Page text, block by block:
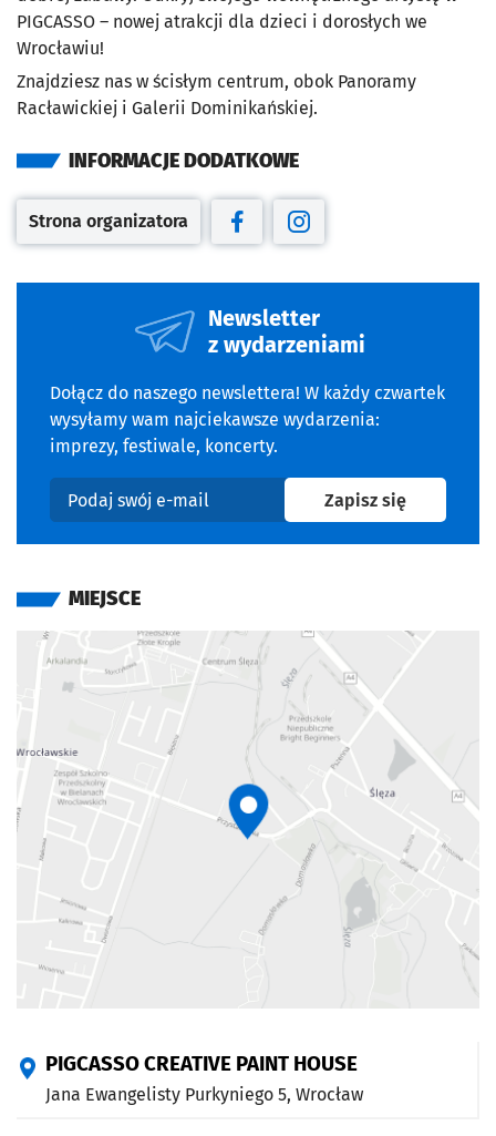
PIGCASSO – nowej atrakcji dla dzieci i dorosłych we
Wrocławiu!
Znajdziesz nas w ścisłym centrum, obok Panoramy
Racławickiej i Galerii Dominikańskiej.
INFORMACJE DODATKOWE
Otwiera się w nowej karcie
Strona organizatora
Otwiera się w nowej karcie
Otwiera się w nowej
Newsletter
z wydarzeniami
Dołącz do naszego newslettera! W każdy czwartek
wysyłamy wam najciekawsze wydarzenia:
imprezy, festiwale, koncerty.
Podaj swój e-mail
Zapisz sięna
MIEJSCE
PIGCASSO CREATIVE PAINT HOUSE
Jana Ewangelisty Purkyniego 5, Wrocław